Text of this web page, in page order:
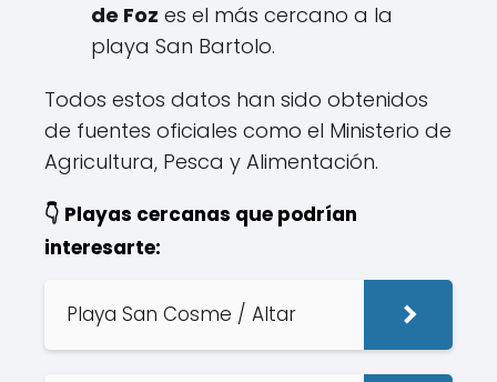
de Foz es el más cercano a la
playa San Bartolo.
Todos estos datos han sido obtenidos
de fuentes oficiales como el Ministerio de
Agricultura, Pesca y Alimentación.
👇 Playas cercanas que podrían
interesarte:
Playa San Cosme / Altar